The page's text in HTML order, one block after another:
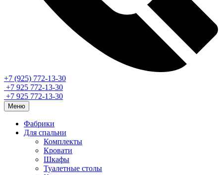
+7 (925) 772-13-30
+7 925 772-13-30
+7 925 772-13-30
Меню
Фабрики
Для спальни
Комплекты
Кровати
Шкафы
Туалетные столы